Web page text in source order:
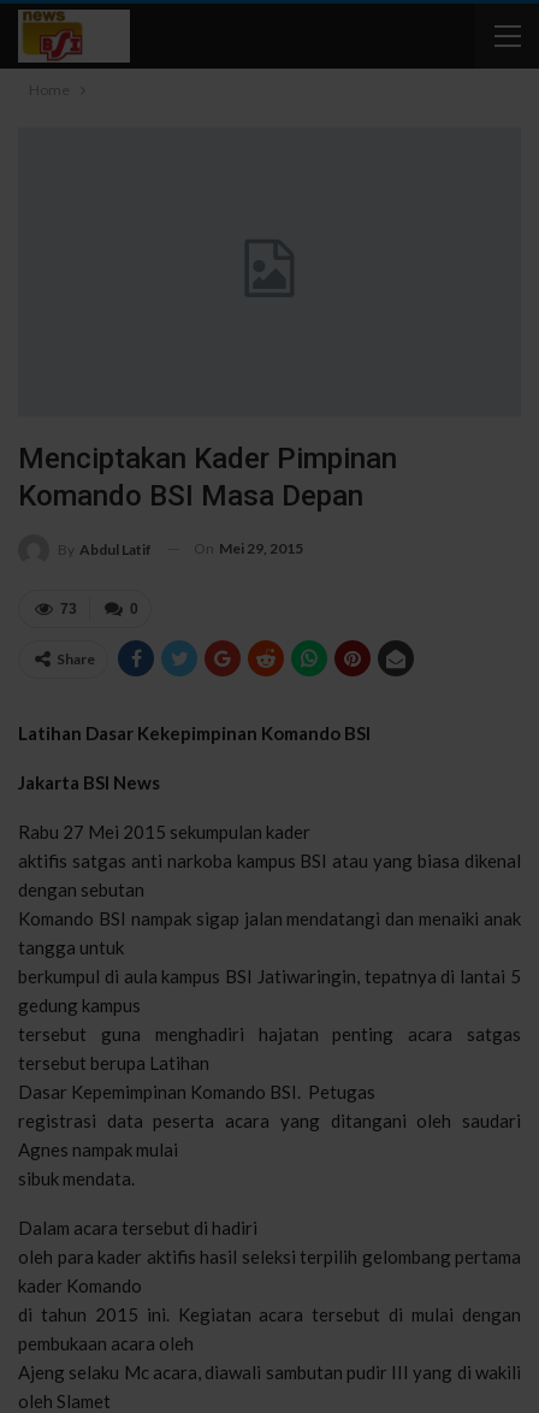
Home
Menciptakan Kader Pimpinan
Komando BSI Masa Depan
By Abdul Latif On Mei 29, 2015
0
73
Share
Latihan Dasar Kekepimpinan Komando BSI
Jakarta BSI News
Rabu 27 Mei 2015 sekumpulan kader
aktifis satgas anti narkoba kampus BSI atau yang biasa dikenal
dengan sebutan
Komando BSI nampak sigap jalan mendatangi dan menaiki anak
tangga untuk
berkumpul di aula kampus BSI Jatiwaringin, tepatnya di lantai 5
gedung kampus
tersebut guna menghadiri hajatan penting acara satgas
tersebut berupa Latihan
Dasar Kepemimpinan Komando BSI. Petugas
registrasi data peserta acara yang ditangani oleh saudari
Agnes nampak mulai
sibuk mendata.
Dalam acara tersebut di hadiri
oleh para kader aktifis hasil seleksi terpilih gelombang pertama
kader Komando
di tahun 2015 ini. Kegiatan acara tersebut di mulai dengan
pembukaan acara oleh
Ajeng selaku Mc acara, diawali sambutan pudir III yang di wakili
oleh Slamet